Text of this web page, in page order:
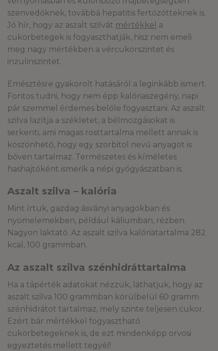
szenvedőknek, továbbá hepatitis fertőzötteknek is.
Jó hír, hogy az aszalt szilvát mértékkel a
cukorbetegek is fogyaszthatják, hisz nem emeli
meg nagy mértékben a vércukorszintet és
inzulinszintet.
Emésztésre gyakorolt hatásáról a leginkább ismert.
Fontos tudni, hogy nem épp kalóriaszegény, napi
pár szemmel érdemes belőle fogyasztani. Az aszalt
szilva lazítja a székletet, a bélmozgásokat is
serkenti, ami magas rosttartalma mellett annak is
köszönhető, hogy egy szorbitol nevű anyagot is
bőven tartalmaz. Természetes és kíméletes
hashajtóként ismerik a népi gyógyászatban is.
Aszalt szilva – kalória
Mint írtuk, gazdag ásványi anyagokban és
nyomelemekben, például káliumban, rézben.
Nagyon laktató. Az aszalt szilva kalóriatartalma 282
kcal, 100 grammban.
Az aszalt szilva szénhidráttartalma
Ha a tápérték adatokat nézzük, láthatjuk, hogy az
aszalt szilva 100 grammban körülbelül 60 gramm
szénhidrátot tartalmaz, mely szinte teljesen cukor.
Ezért bár mértékkel fogyasztható
cukorbetegeknek is, de ezt mindenképp orvosi
egyeztetés mellett tegyél!